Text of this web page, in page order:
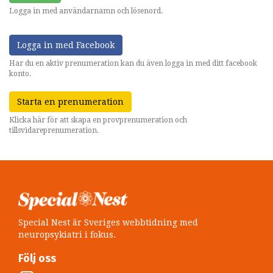
Logga in med användarnamn och lösenord.
Logga in med Facebook
Har du en aktiv prenumeration kan du även logga in med ditt facebook
konto.
Starta en prenumeration
Klicka här för att skapa en provprenumeration och
tillsvidareprenumeration.
Special Nest är Sveriges webbtidning med
neuropsykiatri i fokus.
Följ oss